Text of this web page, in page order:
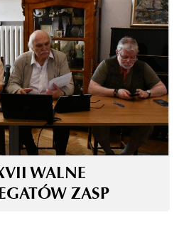
WALNE
ZASP